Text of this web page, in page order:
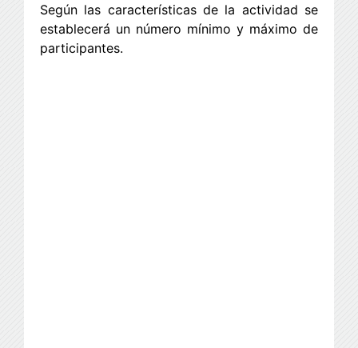
Según las características de la actividad se
establecerá un número mínimo y máximo de
participantes.